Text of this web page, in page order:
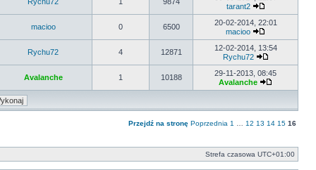
post
tarant2
Wyświetl
najnowszy
macioo 0 6500
20-02-2014, 22:01
macioo
Wyświetl
najnowszy
post
Rychu72 4 12871
12-02-2014, 13:54
Rychu72
Wyświetl
najnowszy
post
Avalanche 1 10188
29-11-2013, 08:45
Avalanche
Wyświetl
Przejdź na stronę Poprzednia 1 12 13 14 15 16
Strefa czasowa UTC+01:00